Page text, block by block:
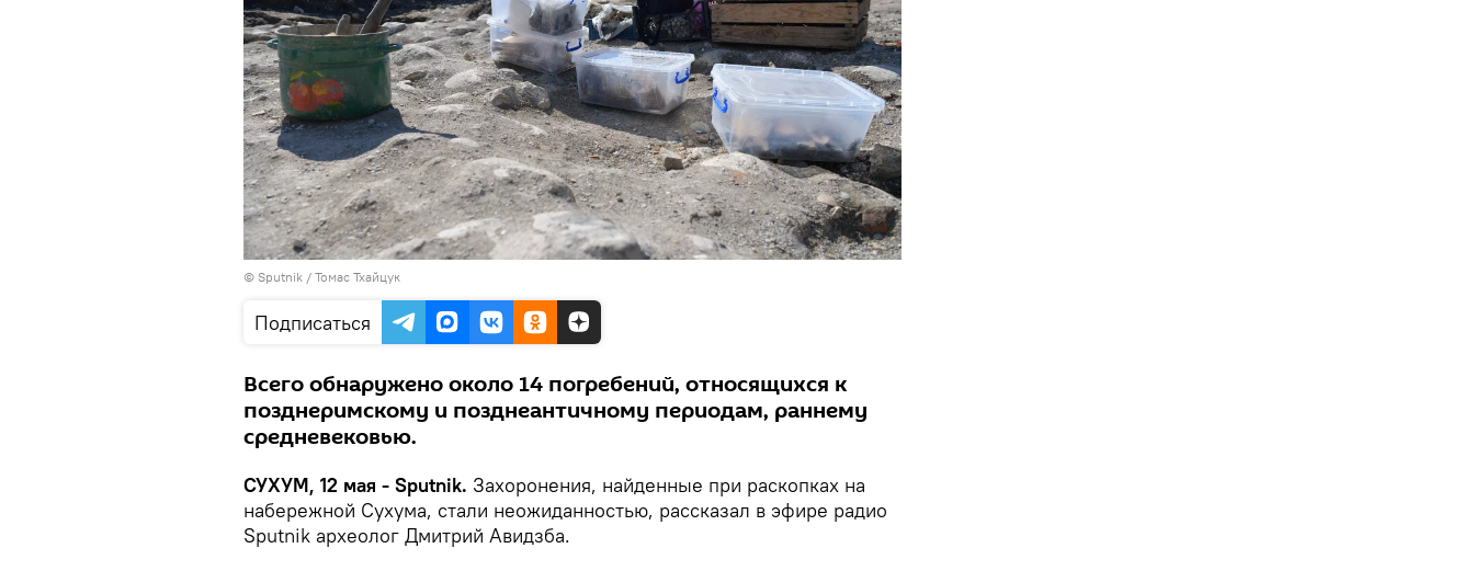
© Sputnik / Томас Тхайцук
Подписаться
Всего обнаружено около 14 погребений, относящихся к
позднеримскому и позднеантичному периодам, раннему
средневековью.
СУХУМ, 12 мая - Sputnik. Захоронения, найденные при раскопках на
набережной Сухума, стали неожиданностью, рассказал в эфире радио
Sputnik археолог Дмитрий Авидзба.